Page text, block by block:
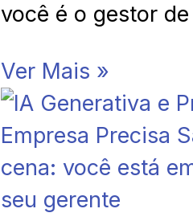
você é o gestor de
Ver Mais »